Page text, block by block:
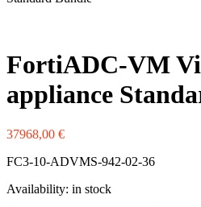
Western Digital
FortiADC-VM
appliance
37968,00 €
FC3-10-ADVMS-942-02-36
Availability: in stock